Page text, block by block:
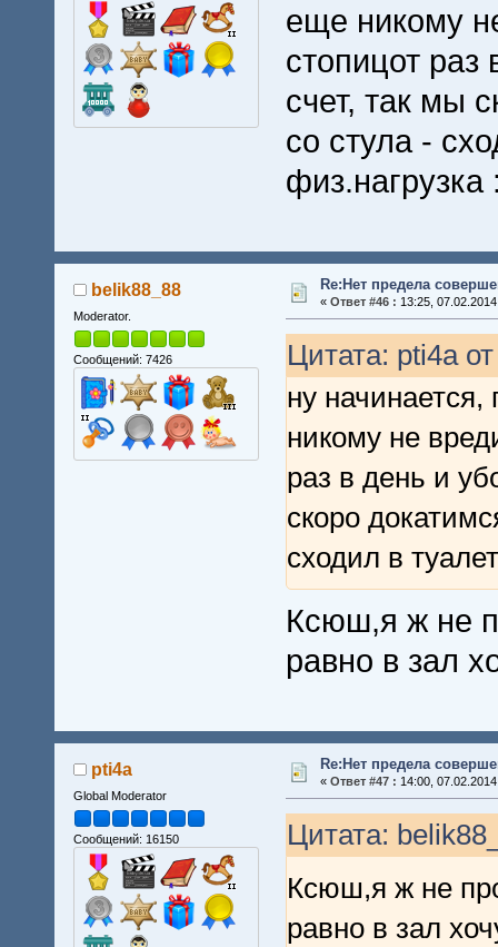
еще никому
стопицот раз
счет, так мы
со стула -
физ.нагрузка
belik88_88
Moderator.
Сообщений: 7426
Re:Нет предела
« Ответ #46 : 13:25,
Цитата: pti4a
ну
никому не
раз в день и
скоро
сходил в
Ксюш,я ж не
равно в зал
pti4a
Global Moderator
Сообщений: 16150
Re:Нет предела
« Ответ #47 : 14:00,
Цитата:
Ксюш,я ж не
равно в зал